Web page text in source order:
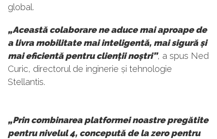
global.
„Această colaborare ne aduce mai aproape de
a livra mobilitate mai inteligentă, mai sigură și
mai eficientă pentru clienții noștri”, a spus Ned
Curic, directorul de inginerie și tehnologie
Stellantis.
„Prin combinarea platformei noastre pregătite
pentru nivelul 4, concepută de la zero pentru